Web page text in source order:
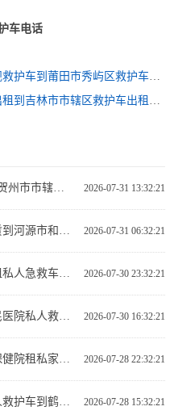
车电话
莆田市秀屿区救护车出租 电话是多少
市市辖区救护车出租一般多少钱租用
2026-07-31 13:32:21
2026-07-31 06:32:21
2026-07-30 23:32:21
2026-07-30 16:32:21
2026-07-28 22:32:21
2026-07-28 15:32:21